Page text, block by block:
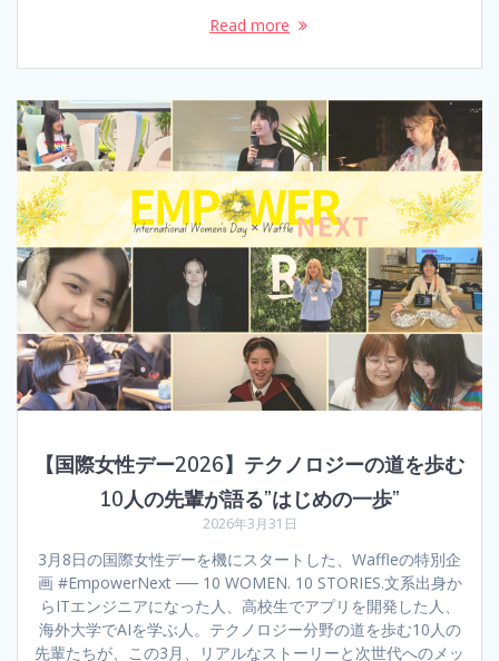
Read more
【国際女性デー2026】テクノロジーの道を歩む
10人の先輩が語る”はじめの一歩”
2026年3月31日
3月8日の国際女性デーを機にスタートした、Waffleの特別企
画 #EmpowerNext ── 10 WOMEN. 10 STORIES.文系出身か
らITエンジニアになった人、高校生でアプリを開発した人、
海外大学でAIを学ぶ人。テクノロジー分野の道を歩む10人の
先輩たちが、この3月、リアルなストーリーと次世代へのメッ